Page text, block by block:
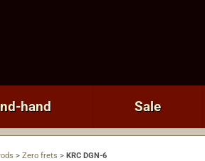
hand Sale
> Zero frets > KRC DGN-6